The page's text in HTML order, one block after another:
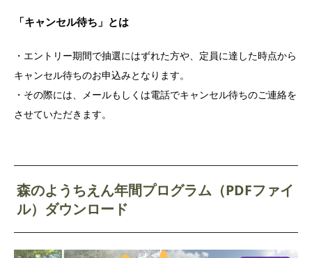
「キャンセル待ち」とは
・エントリー期間で抽選にはずれた方や、定員に達した時点から
キャンセル待ちのお申込みとなります。
・その際には、メールもしくは電話でキャンセル待ちのご連絡を
させていただきます。
森のようちえん年間プログラム（PDFファイ
ル）ダウンロード